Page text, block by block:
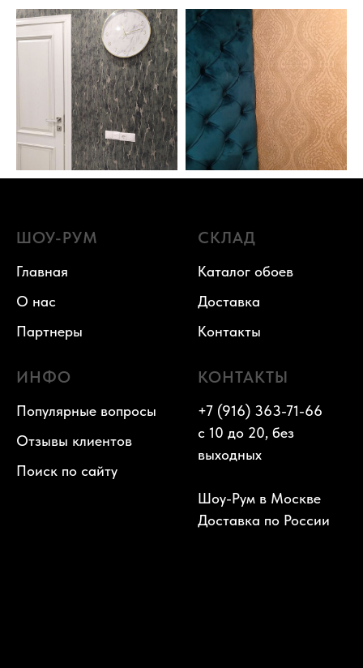
ШОУ-РУМ
Главная
О нас
Партнеры
СКЛАД
Каталог обоев
Доставка
Контакты
ИНФО
Популярные вопросы
Отзывы клиентов
Поиск по сайту
КОНТАКТЫ
+7 (916) 363-71-66
с 10 до 20, без
выходных
Шоу-Рум в Москве
Доставка по России